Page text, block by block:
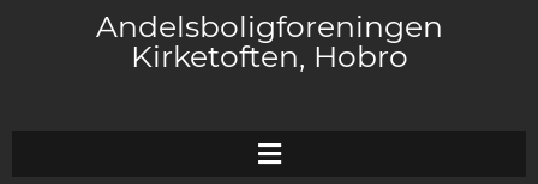
Andelsboligforeningen
Kirketoften, Hobro